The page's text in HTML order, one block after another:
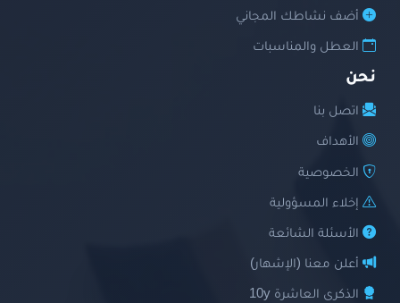
أضف نشاطك المجاني
العطل والمناسبات
نحن
اتصل بنا
الأهداف
الخصوصية
إخلاء المسؤولية
الأسئلة الشائعة
أعلن معنا (الإشهار)
الذكرى العاشرة 10y